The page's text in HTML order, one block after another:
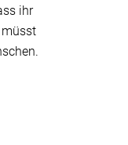
ihr